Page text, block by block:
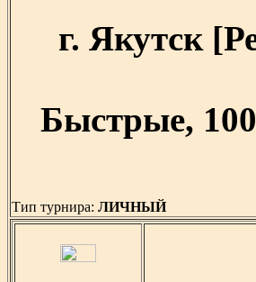
г. Якутск
Быстрые,
Тип турнира: ЛИЧНЫЙ